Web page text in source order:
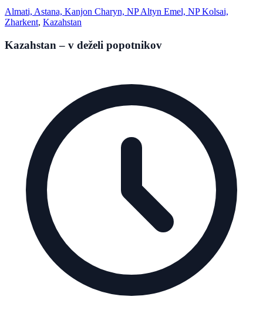
Almati, Astana, Kanjon Charyn, NP Altyn Emel, NP Kolsai,
Zharkent, Kazahstan
Kazahstan – v deželi popotnikov